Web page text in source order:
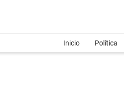
Inicio Política